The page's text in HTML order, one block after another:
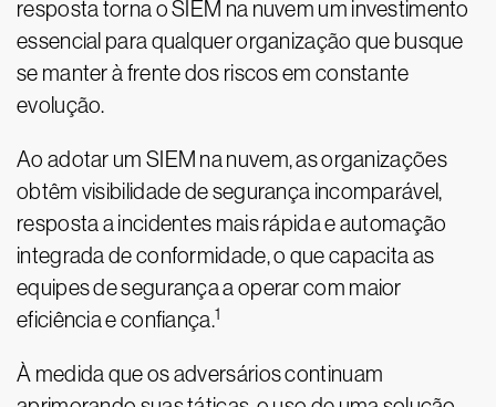
resposta torna o SIEM na nuvem um investimento
essencial para qualquer organização que busque
se manter à frente dos riscos em constante
evolução.
Ao adotar um SIEM na nuvem, as organizações
obtêm visibilidade de segurança incomparável,
resposta a incidentes mais rápida e automação
integrada de conformidade, o que capacita as
equipes de segurança a operar com maior
eficiência e confiança.1
À medida que os adversários continuam